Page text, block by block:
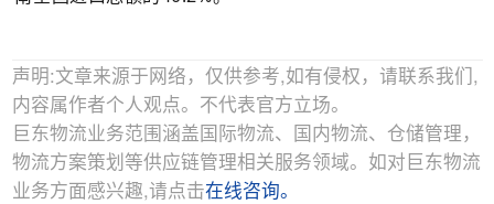
声明:文章来源于网络，仅供参考,如有侵权，请联系我们,
内容属作者个人观点。不代表官方立场。
巨东物流业务范围涵盖国际物流、国内物流、仓储管理，
物流方案策划等供应链管理相关服务领域。如对巨东物流
业务方面感兴趣,请点击在线咨询。